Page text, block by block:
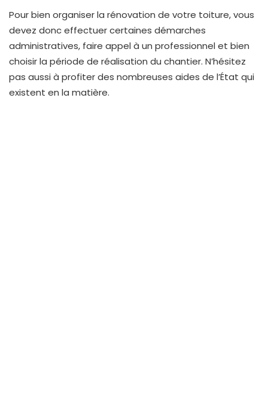
Pour bien organiser la rénovation de votre toiture, vous
devez donc effectuer certaines démarches
administratives, faire appel à un professionnel et bien
choisir la période de réalisation du chantier. N’hésitez
pas aussi à profiter des nombreuses aides de l’État qui
existent en la matière.